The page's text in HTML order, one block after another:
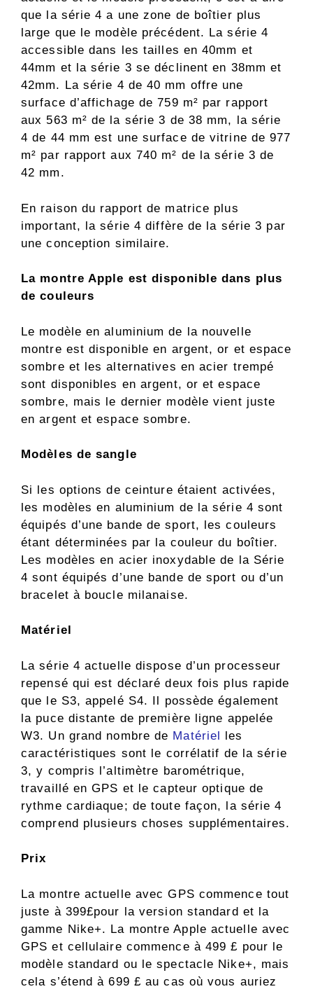
que la série 4 a une zone de boîtier plus
large que le modèle précédent. La série 4
accessible dans les tailles en 40mm et
44mm et la série 3 se déclinent en 38mm et
42mm. La série 4 de 40 mm offre une
surface d’affichage de 759 m² par rapport
aux 563 m² de la série 3 de 38 mm, la série
4 de 44 mm est une surface de vitrine de 977
m² par rapport aux 740 m² de la série 3 de
42 mm.
En raison du rapport de matrice plus
important, la série 4 diffère de la série 3 par
une conception similaire.
La montre Apple est disponible dans plus
de couleurs
Le modèle en aluminium de la nouvelle
montre est disponible en argent, or et espace
sombre et les alternatives en acier trempé
sont disponibles en argent, or et espace
sombre, mais le dernier modèle vient juste
en argent et espace sombre.
Modèles de sangle
Si les options de ceinture étaient activées,
les modèles en aluminium de la série 4 sont
équipés d’une bande de sport, les couleurs
étant déterminées par la couleur du boîtier.
Les modèles en acier inoxydable de la Série
4 sont équipés d’une bande de sport ou d’un
bracelet à boucle milanaise.
Matériel
La série 4 actuelle dispose d’un processeur
repensé qui est déclaré deux fois plus rapide
que le S3, appelé S4. Il possède également
la puce distante de première ligne appelée
W3. Un grand nombre de Matériel les
caractéristiques sont le corrélatif de la série
3, y compris l’altimètre barométrique,
travaillé en GPS et le capteur optique de
rythme cardiaque; de toute façon, la série 4
comprend plusieurs choses supplémentaires.
Prix
La montre actuelle avec GPS commence tout
juste à 399£pour la version standard et la
gamme Nike+. La montre Apple actuelle avec
GPS et cellulaire commence à 499 £ pour le
modèle standard ou le spectacle Nike+, mais
cela s’étend à 699 £ au cas où vous auriez